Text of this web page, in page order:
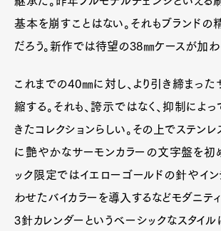
Art&Design Watch
Fashion
ProductCulture
Pen Membership
Official Columnist
Contact
Pen Meet
基本を崩すことはない。それもブランド
だろう。新作では待望の38㎜ケースが加わ
これまでの40㎜に対し、より引き締まっ
縮する。それも、誇示ではなく、抑制によ
きたコレクションらしい。その上でステンレ
に艶やかなサーモンカラーの文字盤を初
ック限定ではイエローゴールドの針やイ
わせたバイカラーを導入するなどモダニティ
3針カレンダーというベーシックなスタイル